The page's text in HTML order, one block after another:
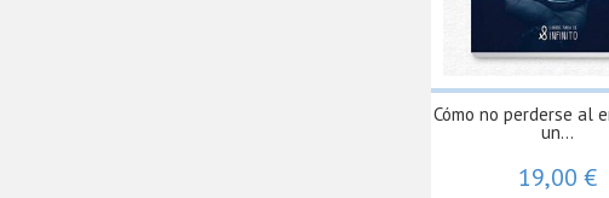
Cómo no perderse al
un...
19,00 €